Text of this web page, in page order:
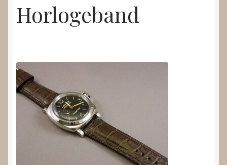
Horlogeband